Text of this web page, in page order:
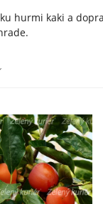
hurmi kaki a